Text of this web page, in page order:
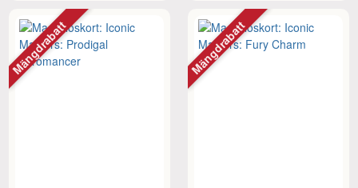
Mängdrabatt Mängdrabatt